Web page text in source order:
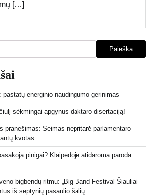
[…]
Paieška
pastatų energinio naudingumo gerinimas
sėkmingai apgynus daktaro disertaciją!
pranešimas: Seimas nepritarė parlamentaro
kvotas
pinigai? Klaipėdoje atidaroma paroda
bigbendų ritmu: „Big Band Festival Šiauliai
iš septynių pasaulio šalių